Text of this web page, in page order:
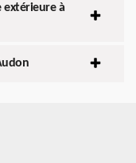
extérieure à